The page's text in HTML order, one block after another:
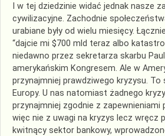
I w tej dziedzinie widać jednak nasze
cywilizacyjne. Zachodnie
urabiane były od wielu miesięcy.
“dajcie mi $700 mld teraz albo
niedawno przez sekretarza skarbu
amerykańskim Kongresem. Ale w
przynajmniej prawdziwego kryzysu.
Europy. U nas natomiast żadnego
przynajmniej zgodnie z zapewnieniami
więc nie z uwagi na kryzys lecz wręcz
kwitnący sektor bankowy,